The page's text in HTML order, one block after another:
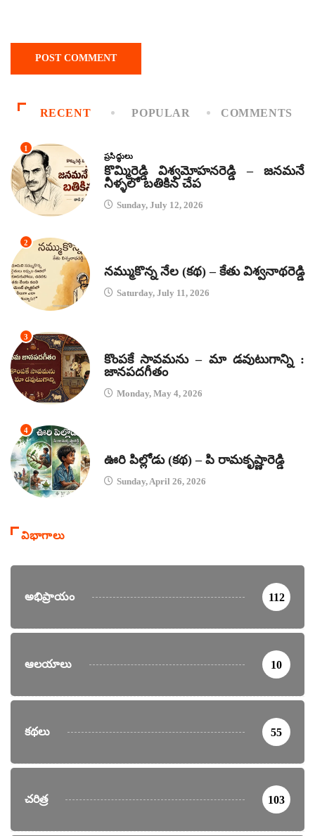
RECENT POPULAR COMMENTS
1
ప్రసిద్ధులు
కొమ్మిరెడ్డి విశ్వమోహనరెడ్డి – జనమనే
నీళ్ళలో బతికిన చేప
Sunday, July 12, 2026
2
నమ్ముకొన్న నేల (కథ) – కేతు విశ్వనాథరెడ్డి
Saturday, July 11, 2026
3
కొంపకే సావమను – మా డవుటుగాన్ని :
జానపదగీతం
Monday, May 4, 2026
4
ఊరి పిల్లోడు (కథ) – పి రామకృష్ణారెడ్డి
Sunday, April 26, 2026
విభాగాలు
అభిప్రాయం 112
ఆలయాలు 10
కథలు 55
చరిత్ర 103